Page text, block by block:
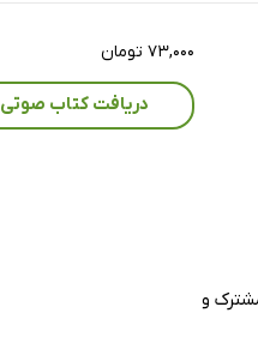
و
۷۳,۰۰۰ تومان
دریافت کتاب صوتی